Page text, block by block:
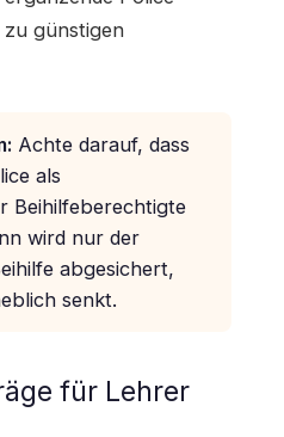
zu günstigen
Achte darauf, dass
als
Beihilfeberechtigte
wird nur der
abgesichert,
senkt.
für Lehrer